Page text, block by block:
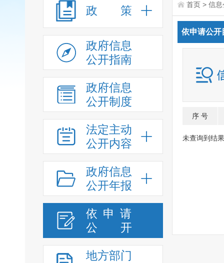
政 策
政府信息
公开指南
政府信息
公开制度
法定主动
公开内容
政府信息
公开年报
依申请
公
开
地方部门
首页 > 信息
依申请公开
序 号
未查询到结果